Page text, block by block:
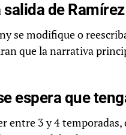
de
se modifique o
que la narrativa
espera que
entre 3 y 4